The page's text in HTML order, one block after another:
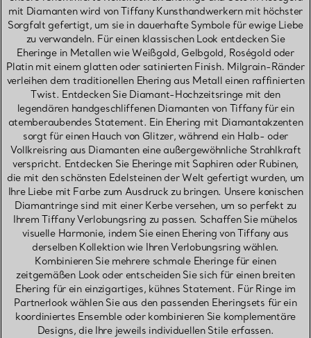
mit Diamanten wird von Tiffany Kunsthandwerkern mit höchster
Sorgfalt gefertigt, um sie in dauerhafte Symbole für ewige Liebe
zu verwandeln. Für einen klassischen Look entdecken Sie
Eheringe in Metallen wie Weißgold, Gelbgold, Roségold oder
Platin mit einem glatten oder satinierten Finish. Milgrain-Ränder
verleihen dem traditionellen Ehering aus Metall einen raffinierten
Twist. Entdecken Sie Diamant-Hochzeitsringe mit den
legendären handgeschliffenen Diamanten von Tiffany für ein
atemberaubendes Statement. Ein Ehering mit Diamantakzenten
sorgt für einen Hauch von Glitzer, während ein Halb- oder
Vollkreisring aus Diamanten eine außergewöhnliche Strahlkraft
verspricht. Entdecken Sie Eheringe mit Saphiren oder Rubinen,
die mit den schönsten Edelsteinen der Welt gefertigt wurden, um
Ihre Liebe mit Farbe zum Ausdruck zu bringen. Unsere konischen
Diamantringe sind mit einer Kerbe versehen, um so perfekt zu
Ihrem Tiffany Verlobungsring zu passen. Schaffen Sie mühelos
visuelle Harmonie, indem Sie einen Ehering von Tiffany aus
derselben Kollektion wie Ihren Verlobungsring wählen.
Kombinieren Sie mehrere schmale Eheringe für einen
zeitgemäßen Look oder entscheiden Sie sich für einen breiten
Ehering für ein einzigartiges, kühnes Statement. Für Ringe im
Partnerlook wählen Sie aus den passenden Eheringsets für ein
koordiniertes Ensemble oder kombinieren Sie komplementäre
Designs, die Ihre jeweils individuellen Stile erfassen.